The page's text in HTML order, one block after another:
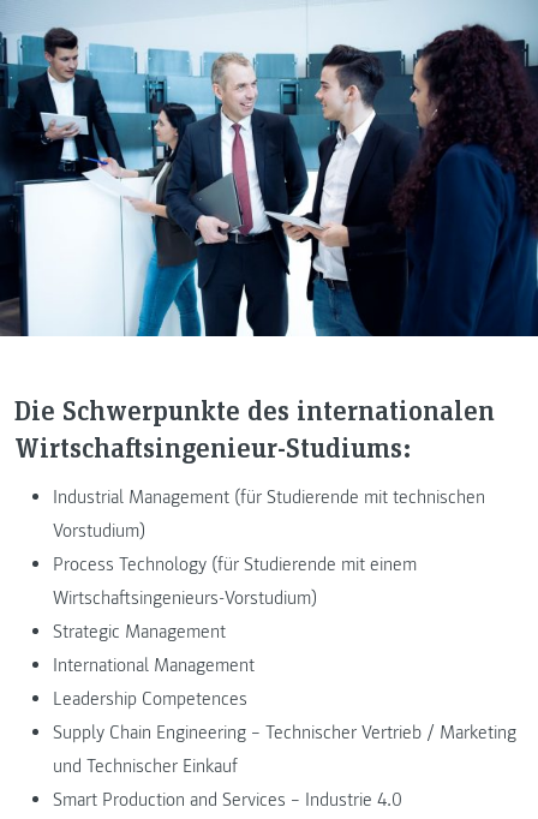
Die Schwerpunkte des internationalen
Wirtschaftsingenieur-Studiums:
Industrial Management (für Studierende mit technischen
Vorstudium)
Process Technology (für Studierende mit einem
Wirtschaftsingenieurs-Vorstudium)
Strategic Management
International Management
Leadership Competences
Supply Chain Engineering – Technischer Vertrieb / Marketing
und Technischer Einkauf
Smart Production and Services – Industrie 4.0